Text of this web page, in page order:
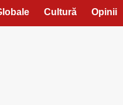
Cultură Opinii